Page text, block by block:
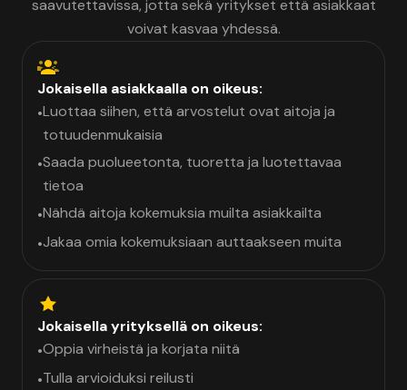
saavutettavissa, jotta sekä yritykset että asiakkaat
voivat kasvaa yhdessä.
Jokaisella asiakkaalla on oikeus:
•Luottaa siihen, että arvostelut ovat aitoja ja
totuudenmukaisia
•Saada puolueetonta, tuoretta ja luotettavaa
tietoa
•Nähdä aitoja kokemuksia muilta asiakkailta
•Jakaa omia kokemuksiaan auttaakseen muita
Jokaisella yrityksellä on oikeus:
•Oppia virheistä ja korjata niitä
•Tulla arvioiduksi reilusti